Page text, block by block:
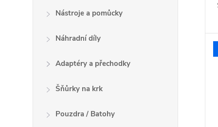
Nástroje a pomůcky
Náhradní díly
Adaptéry a přechodky
Šňůrky na krk
Pouzdra / Batohy